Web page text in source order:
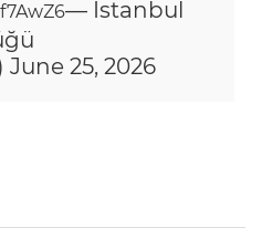
— İstanbul
June 25, 2026